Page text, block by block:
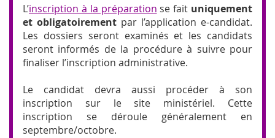
L’inscription à la préparation se fait uniquement
et obligatoirement par l’application e-candidat.
Les dossiers seront examinés et les candidats
seront informés de la procédure à suivre pour
finaliser l’inscription administrative.
Le candidat devra aussi procéder à son
inscription sur le site ministériel. Cette
inscription se déroule généralement en
septembre/octobre.